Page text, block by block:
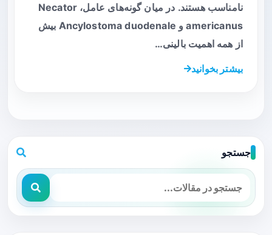
نامناسب هستند. در میان گونه‌های عامل، Necator
americanus و Ancylostoma duodenale بیش
از همه اهمیت بالینی…
بیشتر بخوانید
جستجو